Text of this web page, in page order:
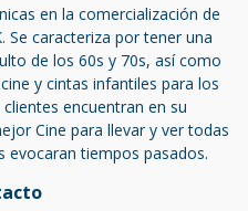
en la comercialización de
Se caracteriza por tener una
de los 60s y 70s, así como
y cintas infantiles para los
encuentran en su
Cine para llevar y ver todas
evocaran tiempos pasados.